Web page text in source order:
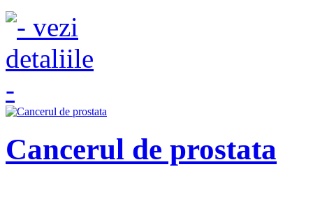
Cancerul de prostata